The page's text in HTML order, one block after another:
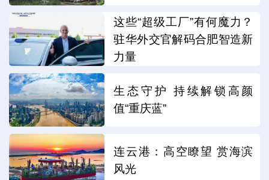
这些“超级工厂”有何魔力？
驻华外交官解码合肥智造新
力量
生态守护 持续解锁高颜
值“重庆蓝”
连云港：高空瞭望 赏海滨
风光